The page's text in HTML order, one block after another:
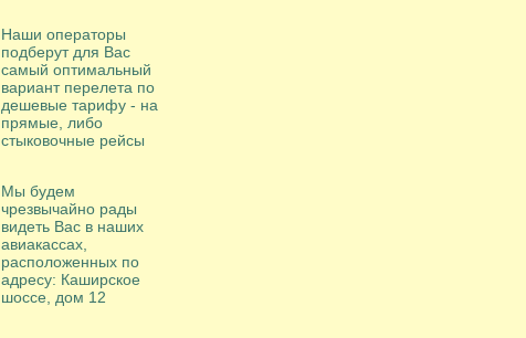
Наши операторы
подберут для Вас
самый оптимальный
вариант перелета по
дешевые тарифу - на
прямые, либо
стыковочные рейсы
Мы будем
чрезвычайно рады
видеть Вас в наших
авиакассах,
расположенных по
адресу: Каширское
шоссе, дом 12